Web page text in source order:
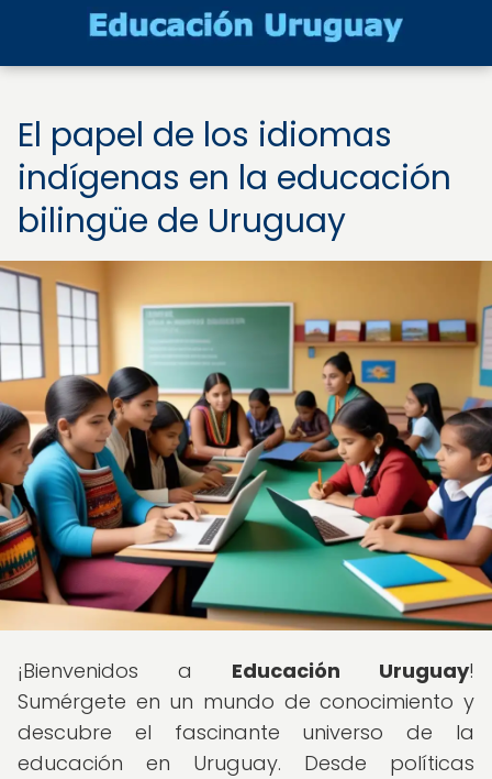
El papel de los idiomas
indígenas en la educación
bilingüe de Uruguay
¡Bienvenidos a Educación Uruguay!
Sumérgete en un mundo de conocimiento y
descubre el fascinante universo de la
educación en Uruguay. Desde políticas